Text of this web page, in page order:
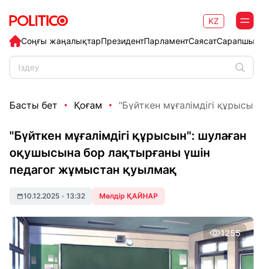
Соңғы жаңалықтарПрезидентПарламентСаясат
KZ
Басты бет Қоғам "Бүйткен мұғалімдігі
"Бүйткен мұғалімдігі құрысын": шулаған
оқушысына бор лақтырғаны үшін
педагог жұмыстан қуылмақ
10.12.2025 • 13:32 Мөлдір ҚАЙНАР
1255